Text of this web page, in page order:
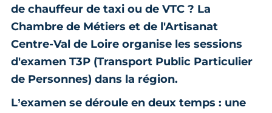
de chauffeur de taxi ou de VTC ? La
Chambre de Métiers et de l'Artisanat
Centre-Val de Loire organise les sessions
d'examen T3P (Transport Public Particulier
de Personnes) dans la région.
L’examen se déroule en deux temps : une